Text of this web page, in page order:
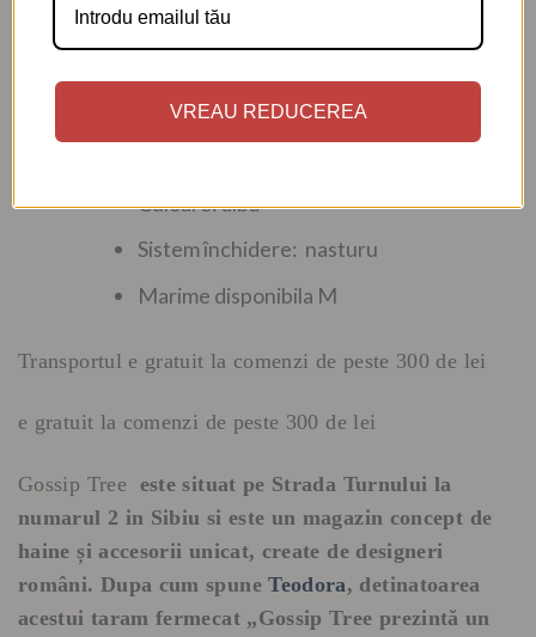
Caracteristici:
Material: in
Culoare: alba
Sistem închidere: nasturu
Marime disponibila M
Transportul e gratuit la comenzi de peste 300 de lei
e gratuit la comenzi de peste 300 de lei
Gossip Tree este situat pe Strada Turnului la
numarul 2 in Sibiu si este un magazin concept de
haine și accesorii unicat, create de designeri
români. Dupa cum spuneTeodora, detinatoarea
acestui taram fermecat „Gossip Tree prezintă un
VREAU REDUCEREA